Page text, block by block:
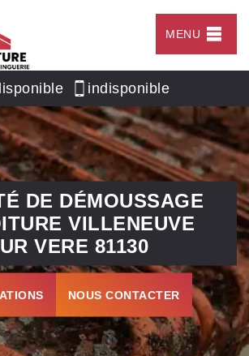
MENU
indisponible
DE DÉMOUSSAGE
VILLENEUVE
VERE 81130
NOUS CONTACTER